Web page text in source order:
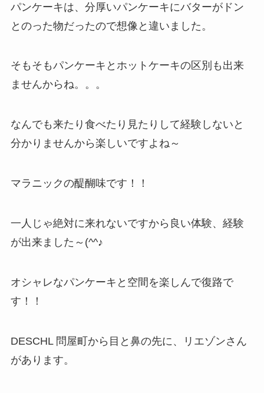
パンケーキは、分厚いパンケーキにバターがドン
とのった物だったので想像と違いました。
そもそもパンケーキとホットケーキの区別も出来
ませんからね。。。
なんでも来たり食べたり見たりして経験しないと
分かりませんから楽しいですよね～
マラニックの醍醐味です！！
一人じゃ絶対に来れないですから良い体験、経験
が出来ました～(^^♪
オシャレなパンケーキと空間を楽しんで復路で
す！！
DESCHL 問屋町から目と鼻の先に、リエゾンさん
があります。